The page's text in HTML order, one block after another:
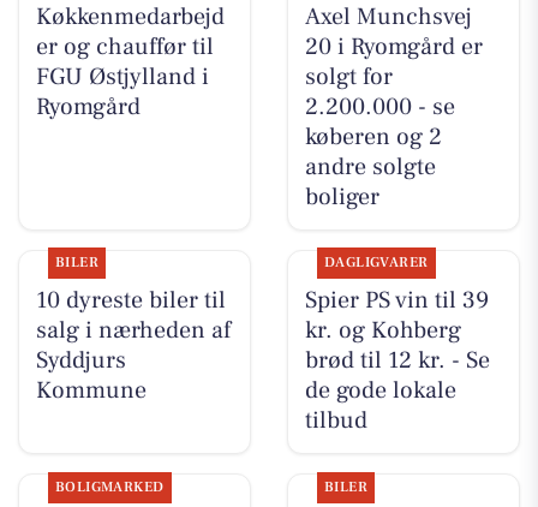
Køkkenmedarbejd
er og chauffør til
FGU Østjylland i
Ryomgård
Axel Munchsvej
20 i Ryomgård er
solgt for
2.200.000 - se
køberen og 2
andre solgte
boliger
BILER
10 dyreste biler til
salg i nærheden af
Syddjurs
Kommune
DAGLIGVARER
Spier PS vin til 39
kr. og Kohberg
brød til 12 kr. - Se
de gode lokale
tilbud
BOLIGMARKED BILER